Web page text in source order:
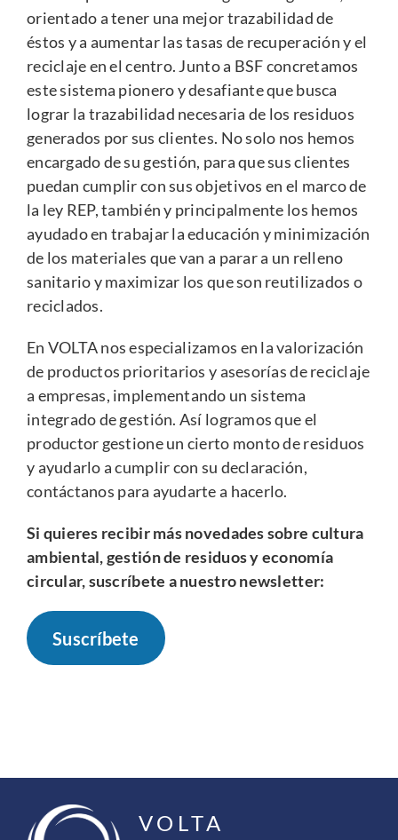
orientado a tener una mejor trazabilidad de
éstos y a aumentar las tasas de recuperación y el
reciclaje en el centro. Junto a BSF concretamos
este sistema pionero y desafiante que busca
lograr la trazabilidad necesaria de los residuos
generados por sus clientes. No solo nos hemos
encargado de su gestión, para que sus clientes
puedan cumplir con sus objetivos en el marco de
la ley REP, también y principalmente los hemos
ayudado en trabajar la educación y minimización
de los materiales que van a parar a un relleno
sanitario y maximizar los que son reutilizados o
reciclados.
En VOLTA nos especializamos en la valorización
de productos prioritarios y asesorías de reciclaje
a empresas, implementando un sistema
integrado de gestión. Así logramos que el
productor gestione un cierto monto de residuos
y ayudarlo a cumplir con su declaración,
contáctanos para ayudarte a hacerlo.
Si quieres recibir más novedades sobre cultura
ambiental, gestión de residuos y economía
circular, suscríbete a nuestro newsletter:
Suscríbete
VOLTA